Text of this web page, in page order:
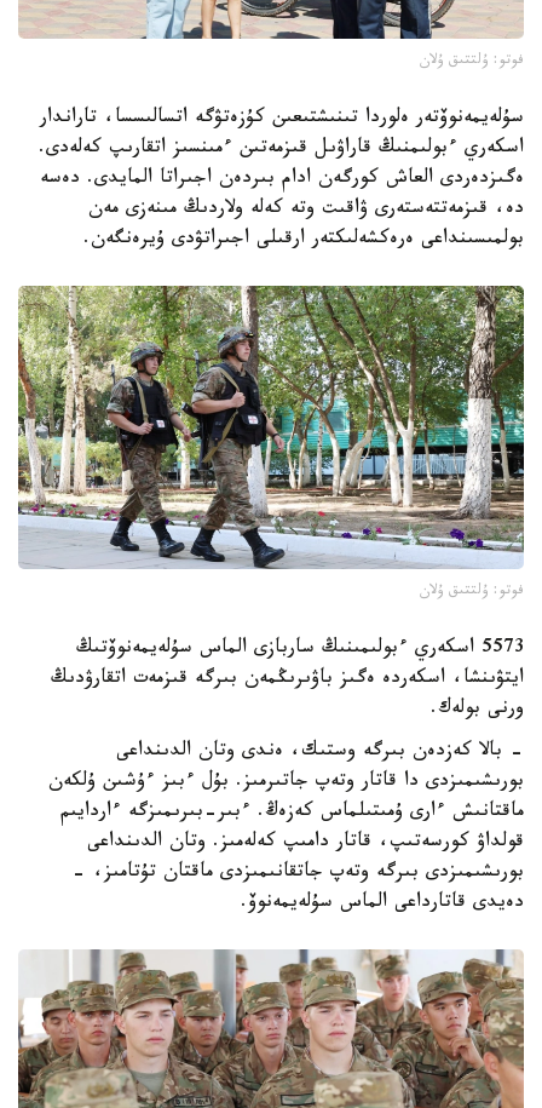
فوتو: ۇلتتىق ۇلان
سۇلەيمەنوۆتەر ەلوردا تىنىشتىعىن كۇزەتۋگە اتسالىسسا، تاراندار
اسكەري ءبولىمنىڭ قاراۋىل قىزمەتىن ءمىنسىز اتقارىپ كەلەدى.
ەگىزدەردى العاش كورگەن ادام بىردەن اجىراتا المايدى. دەسە
دە، قىزمەتتەستەرى ۋاقىت وتە كەلە ولاردىڭ مىنەزى مەن
بولمىسىنداعى ەرەكشەلىكتەر ارقىلى اجىراتۋدى ۇيرەنگەن.
فوتو: ۇلتتىق ۇلان
5573 اسكەري ءبولىمىنىڭ ساربازى الماس سۇلەيمەنوۆتىڭ
ايتۋىنشا، اسكەردە ەگىز باۋىرىڭمەن بىرگە قىزمەت اتقارۋدىڭ
ورنى بولەك.
- بالا كەزدەن بىرگە وستىك، ەندى وتان الدىنداعى
بورىشىمىزدى دا قاتار وتەپ جاتىرمىز. بۇل ءبىز ءۇشىن ۇلكەن
ماقتانىش ءارى ۇمىتىلماس كەزەڭ. ءبىر-بىرىمىزگە ءاردايىم
قولداۋ كورسەتىپ، قاتار دامىپ كەلەمىز. وتان الدىنداعى
بورىشىمىزدى بىرگە وتەپ جاتقانىمىزدى ماقتان تۇتامىز، -
دەيدى قاتارداعى الماس سۇلەيمەنوۆ.